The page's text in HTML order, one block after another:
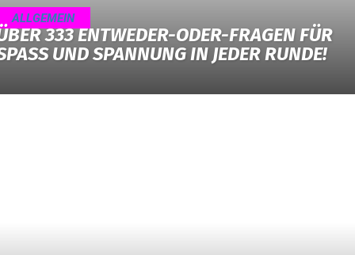
ALLGEMEIN
333 ENTWEDER-ODER-FRAGEN FÜR
UND SPANNUNG IN JEDER RUNDE!